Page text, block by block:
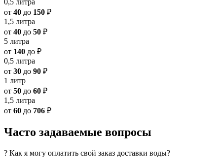
0,5 литра
от 40 до 150 ₽
1,5 литра
от 40 до 50 ₽
5 литра
от 140 до ₽
0,5 литра
от 30 до 90 ₽
1 литр
от 50 до 60 ₽
1,5 литра
от 60 до 706 ₽
Часто задаваемые вопросы
? Как я могу оплатить свой заказ доставки воды?